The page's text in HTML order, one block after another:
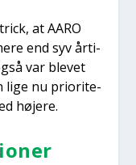
at AARO
end syv årti­
var ble­vet
lige nu pri­o­ri­te­
høje­re.